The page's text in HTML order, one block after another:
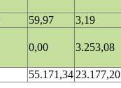
59,97
3,19
0,00 3.253,08
55.171,3423.177,20